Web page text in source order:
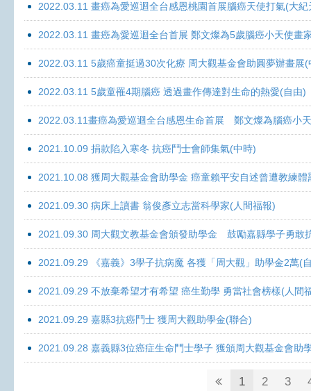
2022.03.11 畫癌為愛巡迴全台感恩桃園首展腦癌天使打氣(大紀
2022.03.11 畫癌為愛巡迴全台首展 鄭文燦為5歲腦癌小天使畫
2022.03.11 5歲癌童挺過30次化療 周大觀基金會助圓夢辦畫展
2022.03.11 5歲童罹4期腦癌 透過畫作傳達對生命的熱愛(自由)
2022.03.11畫癌為愛巡迴全台感恩生命首展 鄭文燦為腦癌小
2021.10.09 捐款陷入寒冬 抗癌鬥士會師集氣(中時)
2021.10.08 獲周大觀基金會助學金 癌童賴平安自述曾遭教練體
2021.09.30 病床上讀書 翁俊彥立志當科學家(人間福報)
2021.09.30 周大觀文教基金會頒發助學金 鼓勵嘉縣學子勇敢
2021.09.29 《嘉義》3學子抗病魔 各獲「周大觀」助學金2萬(
2021.09.29 不放棄希望才有希望 癌生勤學 勇當社會榜樣(人間
2021.09.29 嘉縣3抗癌鬥士 獲周大觀助學金(聯合)
2021.09.28 嘉義縣3位癌症生命鬥士學子 獲頒周大觀基金會助
1 2 3